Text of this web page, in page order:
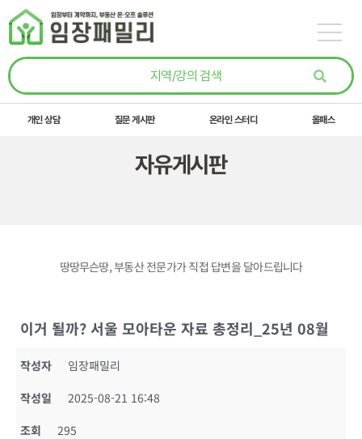
콘텐츠로
건너뛰기
개인 상담 질문 게시판 온라인 스터디 올패스
자유게시판
땅땅무슨땅, 부동산 전문가가 직접 답변을 달아드립니다
이거 될까? 서울 모아타운 자료 총정리_25년 08월
작성자
임장패밀리
작성일
2025-08-21 16:48
조회
295